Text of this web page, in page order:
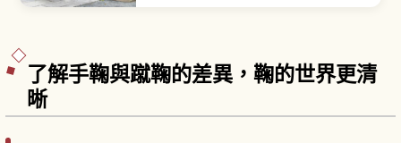
了解手鞠與蹴鞠的差異，鞠的世界更清
晰